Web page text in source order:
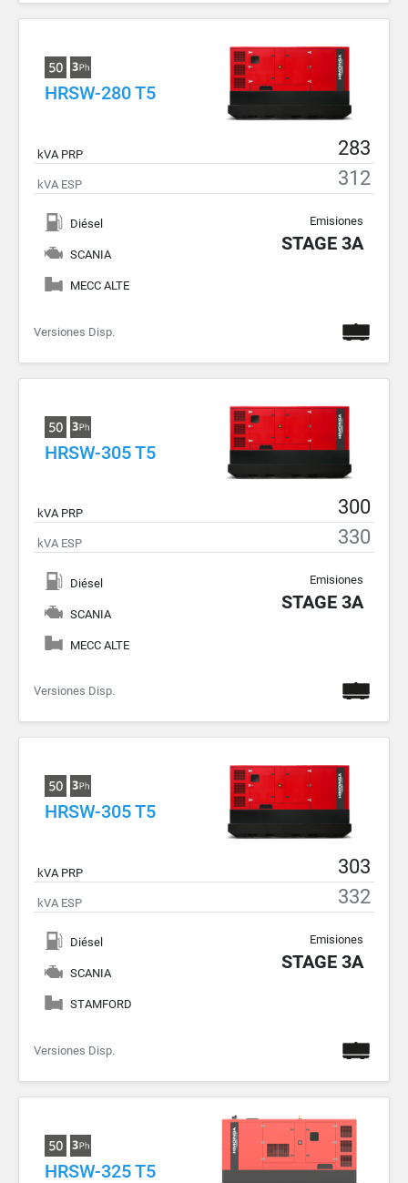
HRSW-280 T5
kVA PRP 283
kVA ESP 312
Diésel
SCANIA
MECC ALTE
Emisiones
STAGE 3A
Versiones Disp.
HRSW-305 T5
kVA PRP 300
kVA ESP 330
Diésel
SCANIA
MECC ALTE
Emisiones
STAGE 3A
Versiones Disp.
HRSW-305 T5
kVA PRP 303
kVA ESP 332
Diésel
SCANIA
STAMFORD
Emisiones
STAGE 3A
Versiones Disp.
HRSW-325 T5